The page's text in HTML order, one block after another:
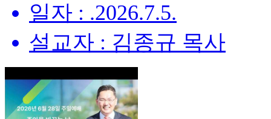
일자 : .2026.7.5.
설교자 : 김종규 목사